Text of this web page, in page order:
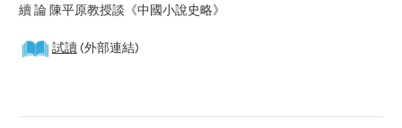
續 論 陳平原教授談《中國小說史略》
試讀(外部連結)